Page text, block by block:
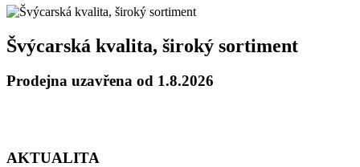
Švýcarská kvalita, široký sortiment
Prodejna uzavřena od 1.8.2026
AKTUALITA